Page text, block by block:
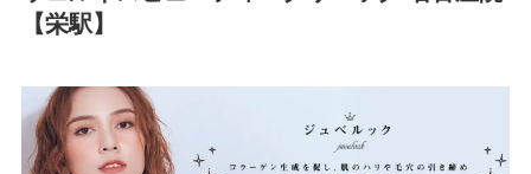
【栄駅】